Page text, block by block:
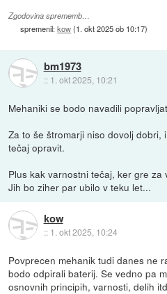
Zgodovina sprememb…
spremenil:kow(1. okt 2025 ob 10:17)
bm1973
:: 1. okt 2025, 10:21
Mehaniki se bodo navadili
Za to še štromarji niso dovolj dobri,
tečaj opravit.
Plus kak varnostni tečaj, ker gre
Jih bo ziher par ubilo v teku let...
kow
:: 1. okt 2025, 10:24
Povprecen mehanik tudi danes ne
bodo odpirali baterij. Se vedno pa
osnovnih principih, varnosti, delih